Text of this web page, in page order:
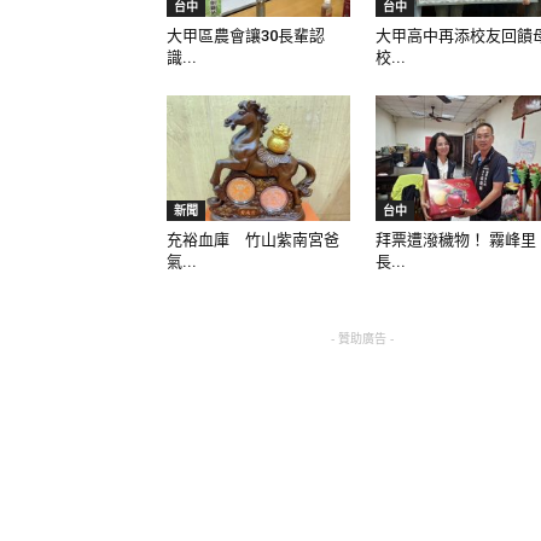
台中
大甲區農會讓30長輩認
識...
台中
大甲高中再添校友回饋
校...
新聞
充裕血庫 竹山紫南宮爸
氣...
台中
拜票遭潑穢物！ 霧峰里
長...
- 贊助廣告 -